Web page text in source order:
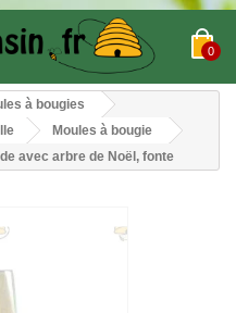
0
à bougies
Moules à bougie
avec arbre de Noël, fonte